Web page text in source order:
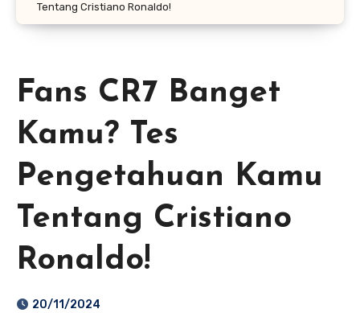
Tentang Cristiano Ronaldo!
Fans CR7 Banget
Kamu? Tes
Pengetahuan Kamu
Tentang Cristiano
Ronaldo!
20/11/2024